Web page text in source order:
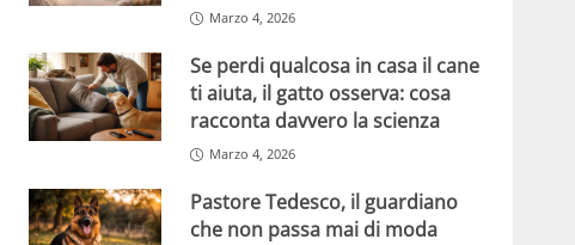
Marzo 4, 2026
Se perdi qualcosa in casa il cane
ti aiuta, il gatto osserva: cosa
racconta davvero la scienza
Marzo 4, 2026
Pastore Tedesco, il guardiano
che non passa mai di moda